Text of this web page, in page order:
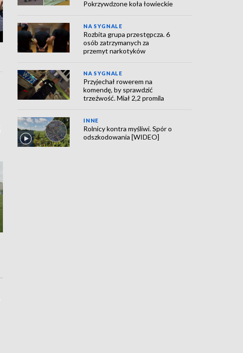
Pokrzywdzone koła łowieckie
NA SYGNALE
Rozbita grupa przestępcza. 6
osób zatrzymanych za
przemyt narkotyków
NA SYGNALE
Przyjechał rowerem na
komendę, by sprawdzić
trzeźwość. Miał 2,2 promila
INNE
Rolnicy kontra myśliwi. Spór o
odszkodowania [WIDEO]